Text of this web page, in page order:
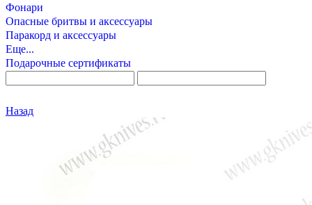
Фонари
Опасные бритвы и аксессуары
Паракорд и аксессуары
Еще...
Подарочные сертификаты
Назад